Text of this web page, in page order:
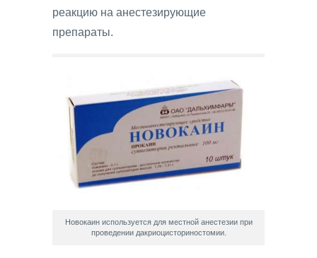
реакцию на анестезирующие
препараты.
Новокаин используется для местной анестезии при
проведении дакриоцисториностомии.